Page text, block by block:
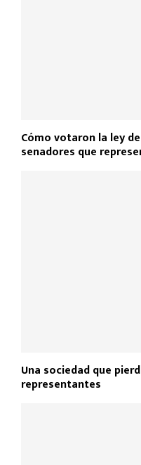
Cómo votaron la ley
senadores que
Una sociedad que
representantes